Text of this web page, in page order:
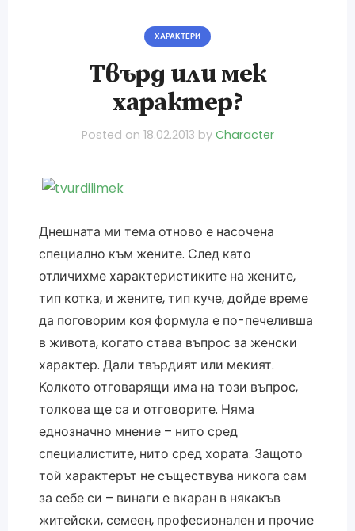
ХАРАКТЕРИ
Твърд или мек
характер?
Posted on 18.02.2013 by Character
Днешната ми тема отново е насочена
специално към жените. След като
отличихме характеристиките на жените,
тип котка, и жените, тип куче, дойде време
да поговорим коя формула е по-печеливша
в живота, когато става въпрос за женски
характер. Дали твърдият или мекият.
Колкото отговарящи има на този въпрос,
толкова ще са и отговорите. Няма
еднозначно мнение – нито сред
специалистите, нито сред хората. Защото
той характерът не съществува никога сам
за себе си – винаги е вкаран в някакъв
житейски, семеен, професионален и прочие